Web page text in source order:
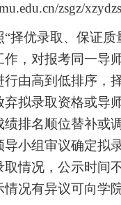
zsgz/
“择优录取、保证质
作，对报考同一导
行由高到低排序，
弃拟录取资格或导
绩排名顺位替补或
导小组审议确定拟
取情况，公示时间
况有异议可向学